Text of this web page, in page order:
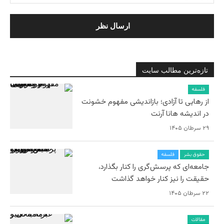
تازه‌ترین مطالب سایت
فلسفه
از رهایی تا آزادی؛ بازاندیشی مفهوم خشونت
در اندیشه هانا آرنت
۲۹ سرطان ۱۴۰۵
حقوق بشر فلسفه
جامعه‌ای که پرسش‌گری را کنار بگذارد،
حقیقت را نیز کنار خواهد گذاشت
۲۲ سرطان ۱۴۰۵
مقالات